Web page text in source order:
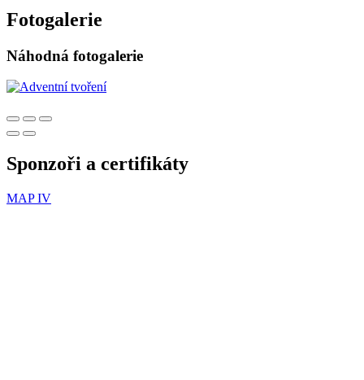
Fotogalerie
Náhodná fotogalerie
Sponzoři a certifikáty
MAP IV